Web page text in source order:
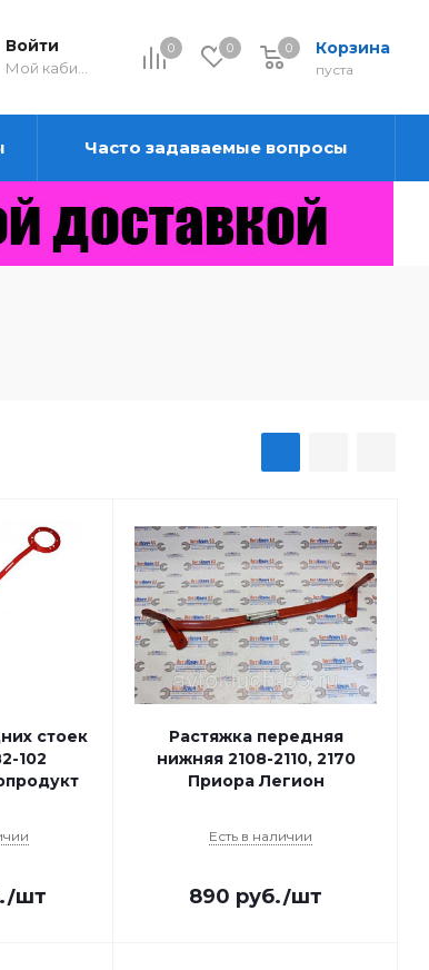
0 0 Корзина
0
пуста
0
Войти
Часто задаваемые вопросы
стоек
102
/шт
Растяжка передняя
нижняя 2108-2110, 2170
Приора Легион
Есть в наличии
890 руб./шт